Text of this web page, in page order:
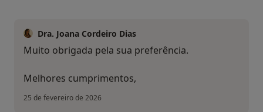
Dra. Joana Cordeiro Dias
Muito obrigada pela sua preferência.
Melhores cumprimentos,
25 de fevereiro de 2026